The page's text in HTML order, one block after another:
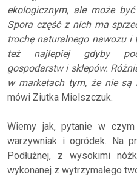
ekologicznym, ale może
Spora część z nich ma
trochę naturalnego nawozu
też najlepiej gdyby
gospodarstw i sklepów.
w marketach tym, że nie są
mówi Ziutka Mielszczuk.
Wiemy jak, pytanie w
warzywniak i ogródek. Na
Podłużnej, z wysokimi
wykonanej z wytrzymałego